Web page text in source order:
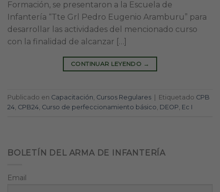
Formación, se presentaron a la Escuela de
Infantería “Tte Grl Pedro Eugenio Aramburu” para
desarrollar las actividades del mencionado curso
con la finalidad de alcanzar […]
CONTINUAR LEYENDO →
Publicado en Capacitación, Cursos Regulares Etiquetado CPB
24, CPB24, Curso de perfeccionamiento básico, DEOP, Ec I
BOLETÍN DEL ARMA DE INFANTERÍA
Email